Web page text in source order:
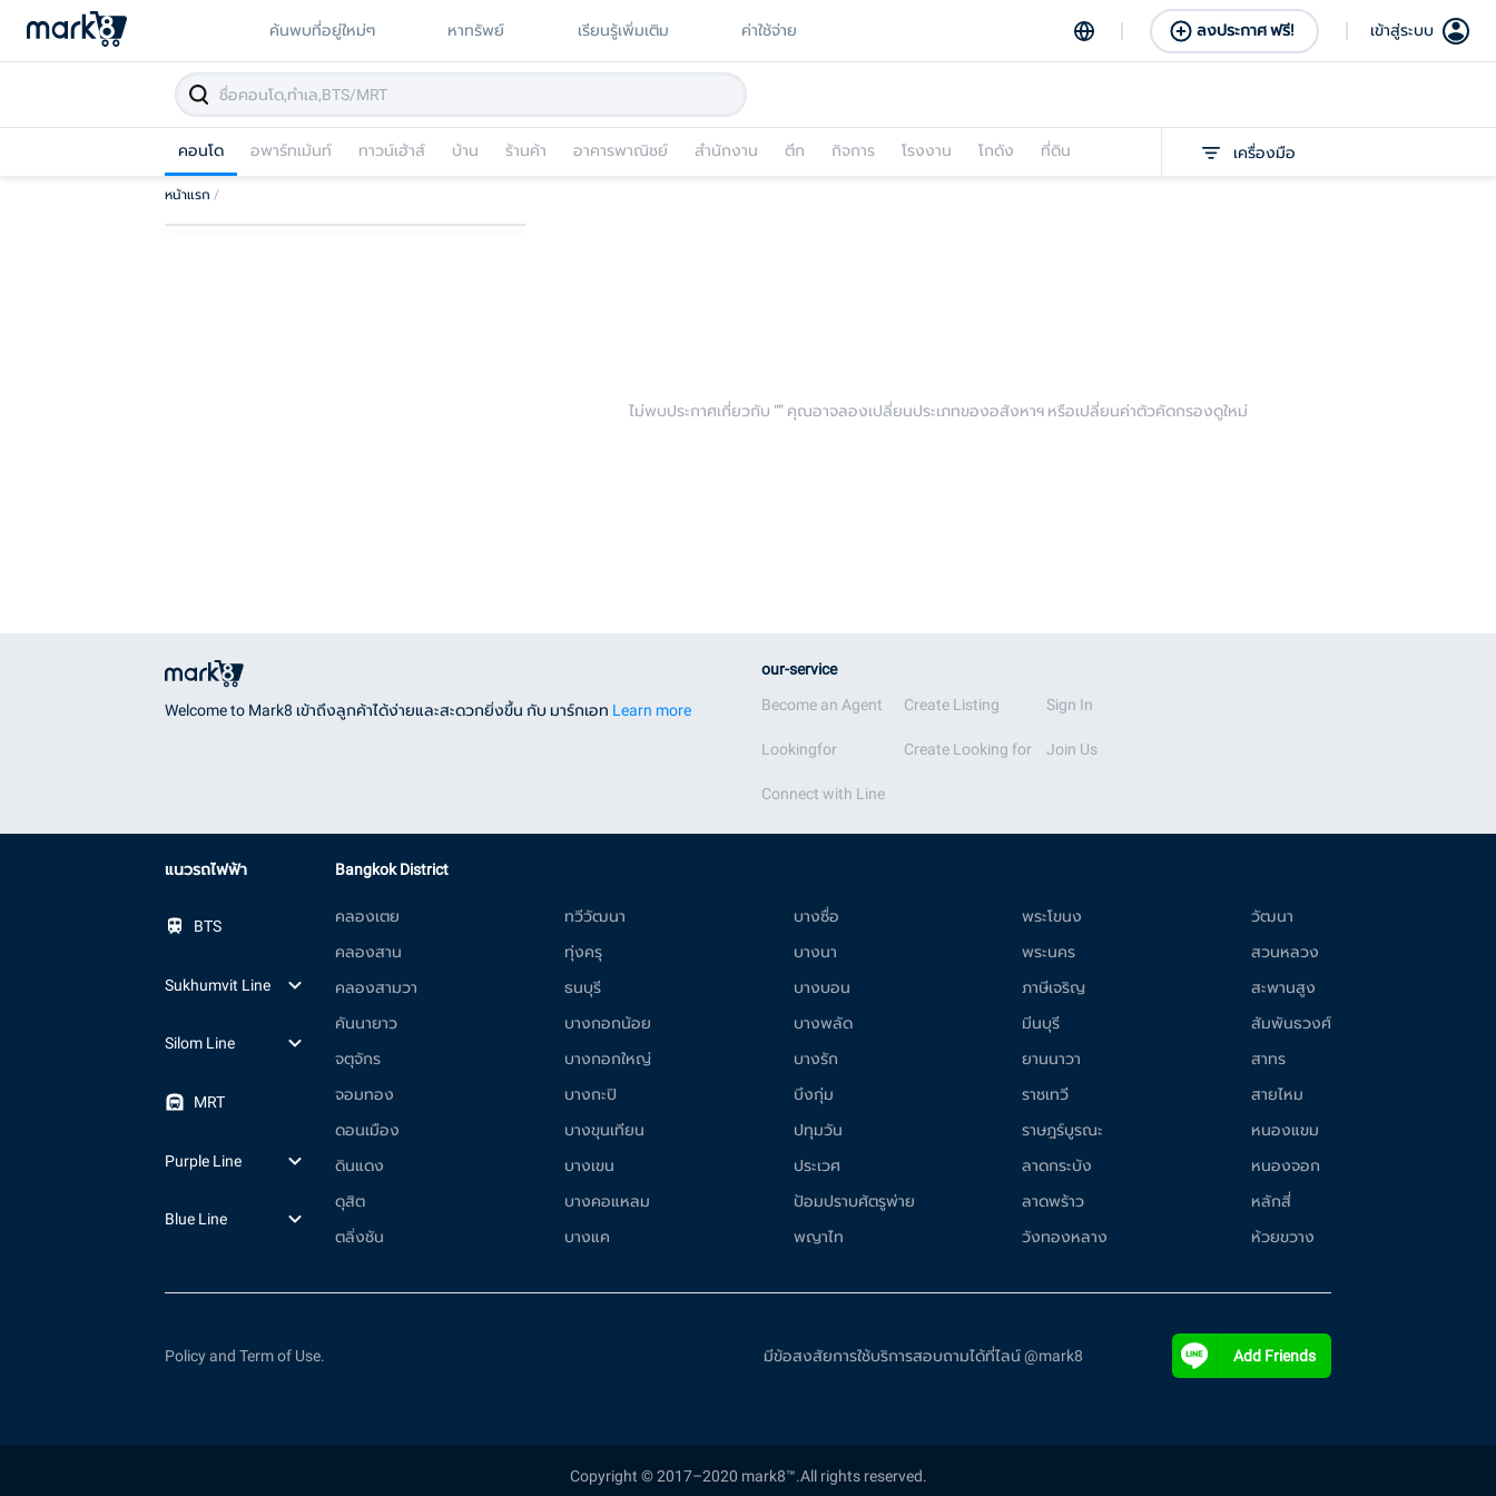
ค้นพบที่อยู่ใหม่ๆ หาทรัพย์ เรียนรู้เพิ่มเติม ค่าใช้จ่าย ลงประกาศ ฟรี! เข้าสู่ระบบ
คอนโด อพาร์ทเม้นท์ ทาวน์เฮ้าส์ บ้าน ร้านค้า อาคารพาณิชย์ สำนักงาน ตึก กิจการ โรงงาน โกดัง ที่ดิน เครื่องมือ
หน้าแรก /
ไม่พบประกาศเกี่ยวกับ “” คุณอาจลองเปลี่ยนประเภทของอสังหาฯ หรือเปลี่ยนค่าตัวคัดกรองดูใหม่
Welcome to Mark8 เข้าถึงลูกค้าได้ง่ายและสะดวกยิ่งขึ้น กับ มาร์กเอท Learn more
our-service
Become an Agent
Lookingfor
Connect with Line
Create Listing
Create Looking for
Sign In
Join Us
แนวรถไฟฟ้า
BTS
Sukhumvit Line
Silom Line
MRT
Purple Line
Blue Line
Bangkok District
คลองเตย
คลองสาน
คลองสามวา
คันนายาว
จตุจักร
จอมทอง
ดอนเมือง
ดินแดง
ดุสิต
ตลิ่งชัน
ทวีวัฒนา
ทุ่งครุ
ธนบุรี
บางกอกน้อย
บางกอกใหญ่
บางกะปิ
บางขุนเทียน
บางเขน
บางคอแหลม
บางแค
บางซื่อ
บางนา
บางบอน
บางพลัด
บางรัก
บึงกุ่ม
ปทุมวัน
ประเวศ
ป้อมปราบศัตรูพ่าย
พญาไท
พระโขนง
พระนคร
ภาษีเจริญ
มีนบุรี
ยานนาวา
ราชเทวี
ราษฎร์บูรณะ
ลาดกระบัง
ลาดพร้าว
วังทองหลาง
วัฒนา
สวนหลวง
สะพานสูง
สัมพันธวงศ์
สาทร
สายไหม
หนองแขม
หนองจอก
หลักสี่
ห้วยขวาง
Policy and Term of Use. มีข้อสงสัยการใช้บริการสอบถามได้ที่ไลน์ @mark8 Add Friends
Copyright © 2017–2020 mark8™.All rights reserved.